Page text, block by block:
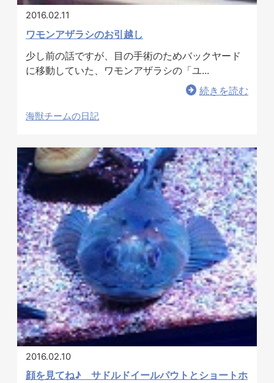
2016.02.11
ワモンアザラシのお引越し
少し前の話ですが、目の手術のためバックヤード
に移動していた、ワモンアザラシの「ユ...
続きを読む
海獣チームの日記
2016.02.10
顔を見てね♪ サドルドイールパウトとショートホ